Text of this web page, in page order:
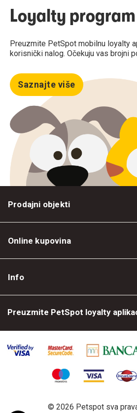
Loyalty program
Preuzmite PetSpot mobilnu loyalty
korisnički nalog. Očekuju vas brojni
Saznajte više
Prodajni objekti
Online kupovina
Info
Preuzmite PetSpot loyalty
© 2026 Petspot sva